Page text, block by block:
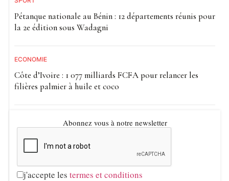
Pétanque nationale au Bénin : 12 départements réunis pour
la 2e édition sous Wadagni
ECONOMIE
Côte d’Ivoire : 1 077 milliards FCFA pour relancer les
filières palmier à huile et coco
Abonnez vous à notre newsletter
j'accepte les termes et conditions